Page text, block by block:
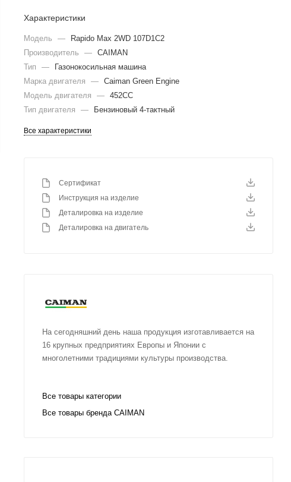
Характеристики
Модель —
Rapido Max 2WD 107D1C2
Производитель
— CAIMAN
Тип
—
Газонокосильная машина
Марка двигателя
— Caiman Green Engine
Модель двигателя
— 452CC
Тип двигателя
— Бензиновый 4-тактный
Все характеристики
Сертификат
Инструкция на изделие
Деталировка на изделие
Деталировка на двигатель
На сегодняшний день наша продукция изготавливается на
16 крупных предприятиях Европы и Японии с
многолетними традициями культуры производства.
Все товары категории
Все товары бренда CAIMAN